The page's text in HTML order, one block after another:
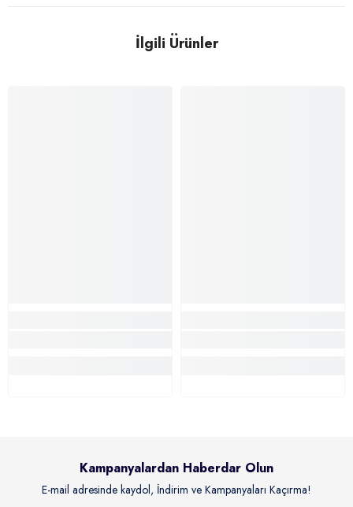
İlgili Ürünler
Kampanyalardan Haberdar Olun
E-mail adresinde kaydol, İndirim ve Kampanyaları Kaçırma!